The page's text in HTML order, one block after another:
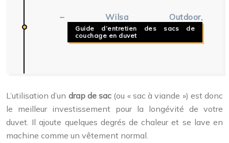
– Wilsa Outdoor,
Guide d’entretien des sacs de
couchage en duvet
L’utilisation d’un drap de sac (ou « sac à viande ») est donc
le meilleur investissement pour la longévité de votre
duvet. Il ajoute quelques degrés de chaleur et se lave en
machine comme un vêtement normal.